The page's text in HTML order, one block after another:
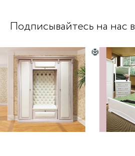
Подписывайтесь на нас в